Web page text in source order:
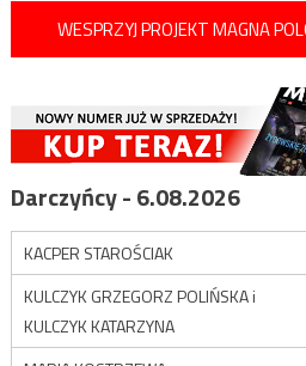
WESPRZYJ PROJEKT MAGNA
Darczyńcy - 6.08.2026
KACPER STAROŚCIAK
KULCZYK GRZEGORZ POLIŃSKA i
KULCZYK KATARZYNA